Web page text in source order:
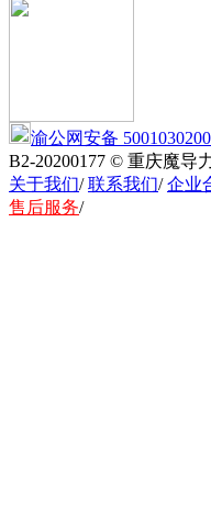
渝公网安备
B2-20200177 © 重庆魔导
关于我们/联系我们/企业
售后服务/